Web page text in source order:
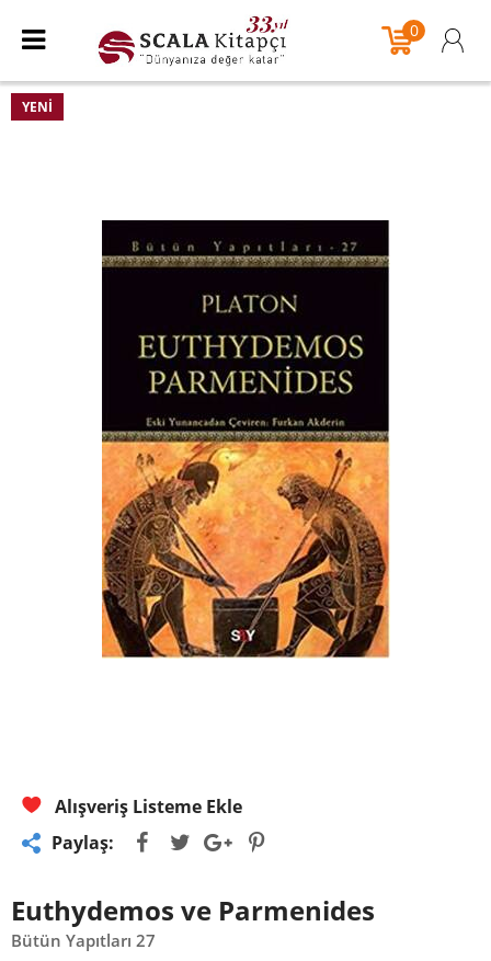
0
YENI
Alışveriş Listeme Ekle
Paylaş:
Euthydemos ve Parmenides
Bütün Yapıtları 27